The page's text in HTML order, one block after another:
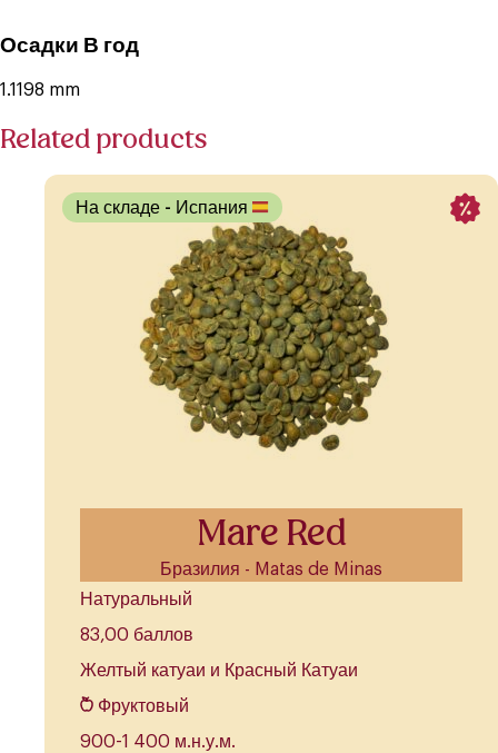
Осадки В год
1.1198 mm
Related products
Mare Red
Бразилия - Matas de Minas
На складе - Испания
Натуральный
83,00 баллов
Желтый катуаи и Красный Катуаи
Фруктовый
900-1 400 м.н.у.м.